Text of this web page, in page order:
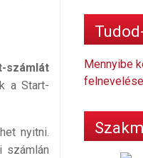
számlát
a Start-
nyitni.
számlán
Mennyibe